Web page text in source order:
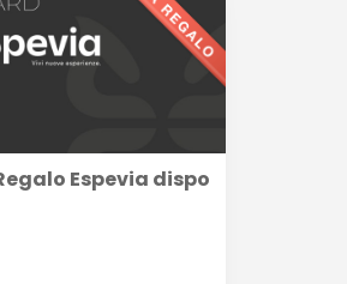
Espevia disponibile in